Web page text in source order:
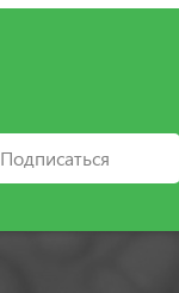
Подписаться